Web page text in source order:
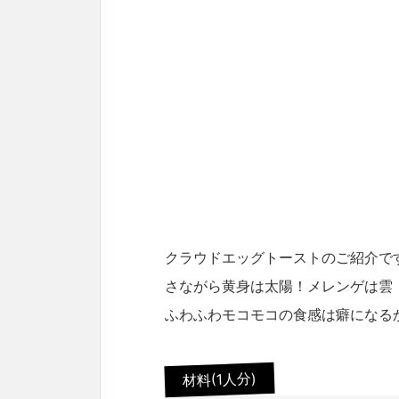
クラウドエッグトーストのご紹介で
さながら黄身は太陽！メレンゲは雲
ふわふわモコモコの食感は癖になる
材料(1人分)